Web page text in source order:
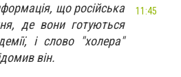
що російська
де вони готуються
і слово "холера"
він.
11:45